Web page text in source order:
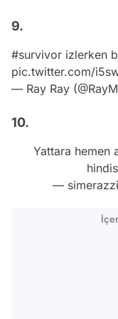
9.
#survivor izlerken
pic.twitter.com/
— Ray Ray
10.
Yattara hemen
—